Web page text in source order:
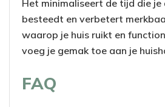
Het minimaliseert de tijd die je
besteedt en verbetert
waarop je huis ruikt en
voeg je gemak toe aan je
FAQ